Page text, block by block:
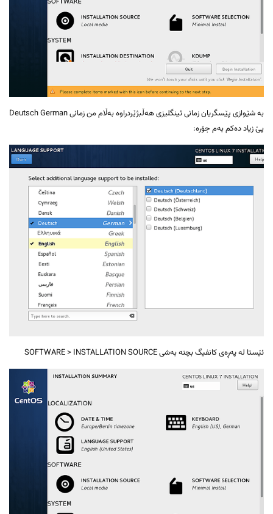
بە شێوازی پێسگریان زمانی ئینگلیزی هەڵبژێردراوە بەڵام من زمانی Deutsch German
پێ زیاد دەکم بەم جۆرە:
ئێستا لە پەڕەی کانفیگ بچنە بەشی SOFTWARE>INSTALLATION SOURCE